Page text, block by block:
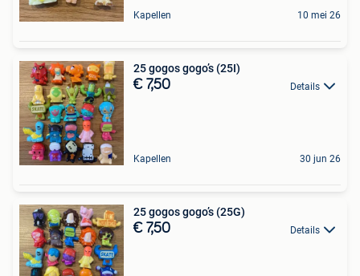
Kapellen 10 mei 26
25 gogos gogo’s (25I)
€ 7,50 Details
Kapellen 30 jun 26
25 gogos gogo’s (25G)
€ 7,50 Details